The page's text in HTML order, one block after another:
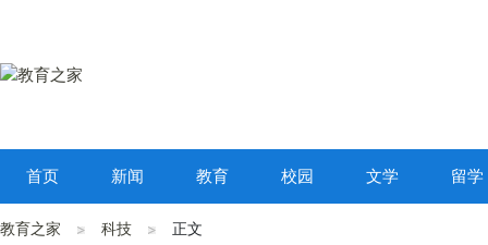
首页 新闻 教育 校园 文学 留学
教育之家 科技 正文